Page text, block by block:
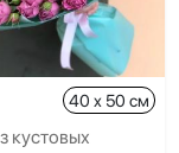
40 x 50 см
кустовых